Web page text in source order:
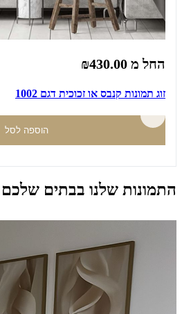
החל מ ₪430.00
זוג תמונות קנבס או זכוכית דגם 1002
הוספה לסל
התמונות שלנו בבתים שלכם